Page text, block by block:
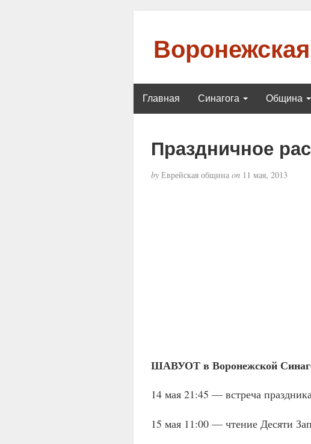
Главная Синагога Община
Праздничное
byЕврейская община on11 мая, 2013
ШАВУОТ в Воронежской
14 мая 21:45 — встреча
15 мая 11:00 — чтение Десяти